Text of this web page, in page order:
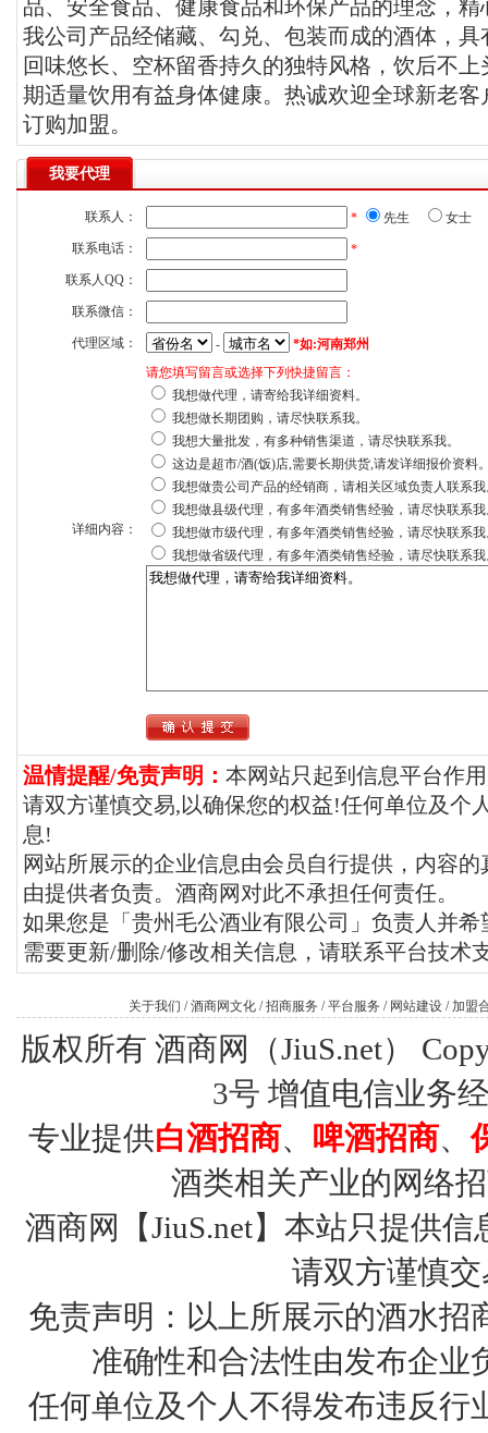
品、安全食品、健康食品和环保产品的理念，
我公司产品经储藏、勾兑、包装而成的酒体，
回味悠长、空杯留香持久的独特风格，饮后不
期适量饮用有益身体健康。热诚欢迎全球新老
订购加盟。
我要代理
联系人： * 先生
女士
联系电话：
*
联系人QQ：
联系微信：
代理区域： - *如:河南郑州
详细内容：
请您填写留言或选择下列快捷留言：
我想做代理，请寄给我详细资料。
我想做长期团购，请尽快联系我。
我想大量批发，有多种销售渠道，请尽快联系我。
这边是超市/酒(饭)店,需要长期供货,请发详细报价资料
我想做贵公司产品的经销商，请相关区域负责人联系
我想做县级代理，有多年酒类销售经验，请尽快联系
我想做市级代理，有多年酒类销售经验，请尽快联系
我想做省级代理，有多年酒类销售经验，请尽快联系
温情提醒/免责声明： 本网站只起到信息平台作
请双方谨慎交易,以确保您的权益!任何单位及个
息!
网站所展示的企业信息由会员自行提供，内容
由提供者负责。酒商网对此不承担任何责任。
如果您是「贵州毛公酒业有限公司」负责人并
需要更新/删除/修改相关信息，请联系平台技术
关于我们 /酒商网文化 /招商服务 /平台服务 / 网站建设 /加盟
版权所有 酒商网（JiuS.net）
3号 增值电信业务
专业提供白酒招商、 啤酒招商、
酒类相关产业的网络
酒商网【JiuS.net】本站只提供
请双方谨慎
免责声明：以上所展示的酒水
准确性和合法性由发布企业
任何单位及个人不得发布违反行